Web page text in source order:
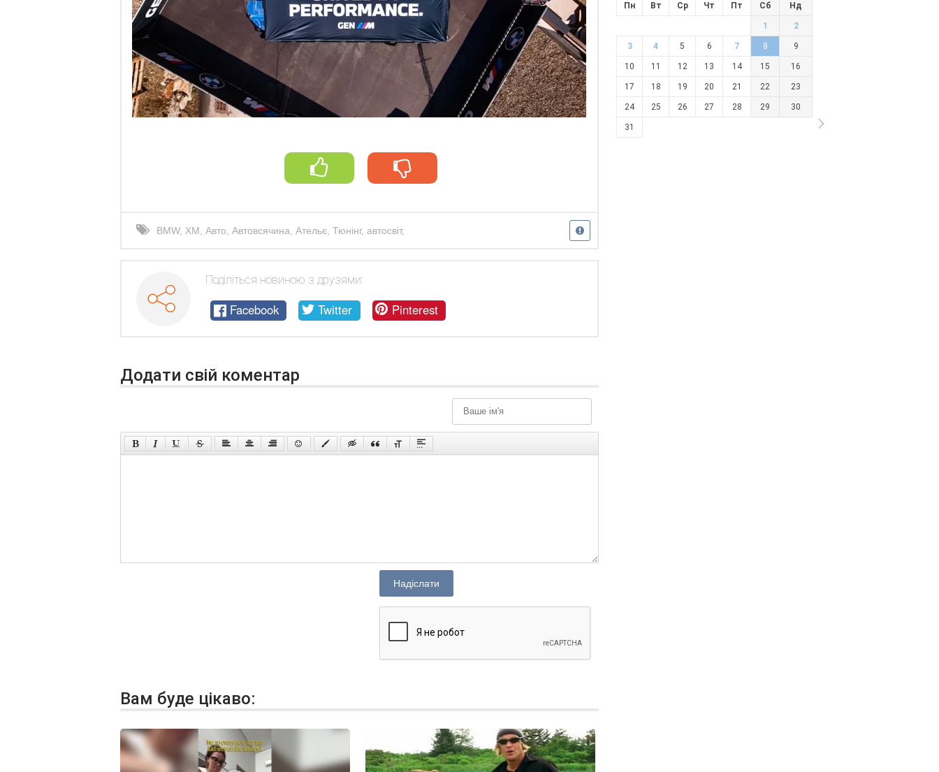
BMW, XM Авто Автовсячина Ательє Тюнінг, автосвіт,
Поділіться новиною з друзями:
Facebook Twitter Pinterest
Додати свій коментар
Надіслати
Вам буде цікаво:
Пн Вт Ср Чт Пт Сб Нд
1 2
3 4 5 6 7 8 9
10 11 12 13 14 15 16
17 18 19 20 21 22 23
24 25 26 27 28 29 30
31